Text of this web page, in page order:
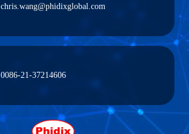
chris.wang@phidixglobal.com
0086-21-37214606